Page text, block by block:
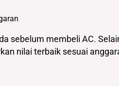
sebelum membeli AC.
nilai terbaik sesuai